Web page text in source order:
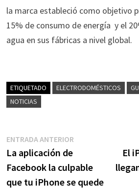
la marca estableció como objetivo
15% de consumo de energía y el
agua en sus fábricas a nivel global.
ETIQUETADO ELECTRODOMÉSTICOS
NOTICIAS
Navegación
de
entradas
ENTRADA ANTERIOREntrada
La aplicación de
Facebook la culpable
que tu iPhone se quede
El